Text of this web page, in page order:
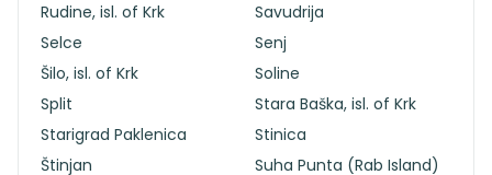
Rudine, isl. of Krk
Savudrija
Selce
Senj
Šilo, isl. of Krk
Soline
Split
Stara Baška, isl. of Krk
Starigrad Paklenica
Stinica
Štinjan
Suha Punta (Rab Island)